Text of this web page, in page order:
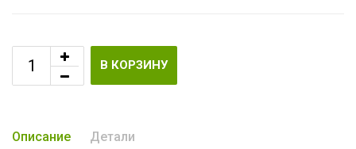
В КОРЗИНУ
Описание Детали